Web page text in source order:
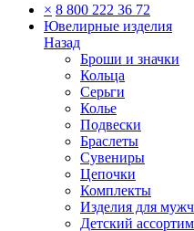
× 8 800 222 36 72
Ювелирные изделия
Назад
Броши и значки
Кольца
Серьги
Колье
Подвески
Браслеты
Сувениры
Цепочки
Комплекты
Изделия для
Детский